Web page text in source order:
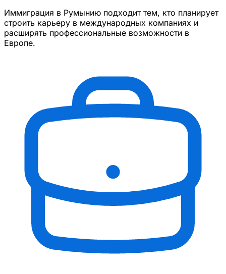
Иммиграция в Румынию подходит тем, кто планирует
строить карьеру в международных компаниях и
расширять профессиональные возможности в
Европе.